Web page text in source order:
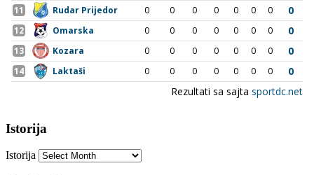
Istorija
Istorija